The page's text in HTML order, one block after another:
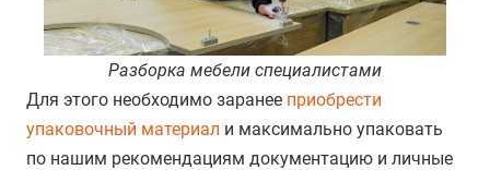
Разборка мебели специалистами
Для этого необходимо заранее приобрести
упаковочный материал и максимально упаковать
по нашим рекомендациям документацию и личные